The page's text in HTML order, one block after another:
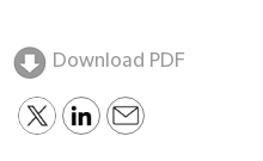
Download PDF